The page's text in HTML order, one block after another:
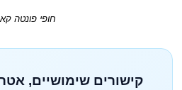
חופי פונטה
קישורים שימושיים,